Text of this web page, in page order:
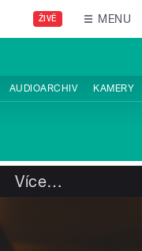
ŽIVĚ MENU
AUDIOARCHIV KAMERY
Více…